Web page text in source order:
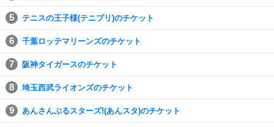
テニスの王子様(テニプリ)のチケット
千葉ロッテマリーンズのチケット
阪神タイガースのチケット
埼玉西武ライオンズのチケット
あんさんぶるスターズ!(あんスタ)のチケット